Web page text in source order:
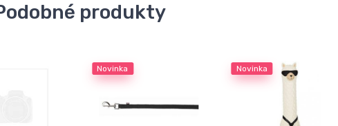
produkty
Novinka Novinka